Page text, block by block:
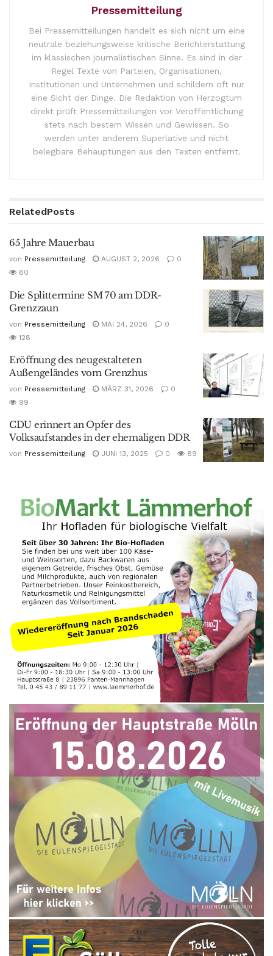
Pressemitteilung
Bei Pressemitteilungen handelt es sich nicht um eine
neutrale beziehungsweise kritische Berichterstattung
im klassischen journalistischen Sinne. Es sind in der
Regel Texte von Parteien, Organisationen,
Institutionen und Unternehmen und schildern oft nur
eine Sicht der Dinge. Die Redaktion von Herzogtum
direkt prüft Pressemitteilungen vor Veröffentlichung
stets nach bestem Wissen und Gewissen. So
werden unter anderem Superlative und nicht
belegbare Behauptungen aus den Texten entfernt.
RelatedPosts
65 Jahre Mauerbau
von Pressemitteilung AUGUST 2, 2026
0
80
Die Splittermine SM 70 am DDR-
Grenzzaun
von Pressemitteilung MAI 24, 2026
0
128
Eröffnung des neugestalteten
Außengeländes vom Grenzhus
von Pressemitteilung MÄRZ 31, 2026
0
99
CDU erinnert an Opfer des
Volksaufstandes in der ehemaligen DDR
von Pressemitteilung JUNI 13, 2025 0 89